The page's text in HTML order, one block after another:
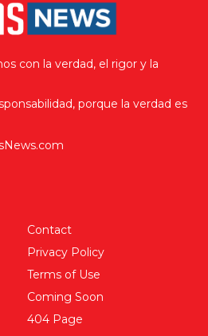
con la verdad, el rigor y la
porque la verdad es
Contact
Privacy Policy
Terms of Use
Coming Soon
404 Page